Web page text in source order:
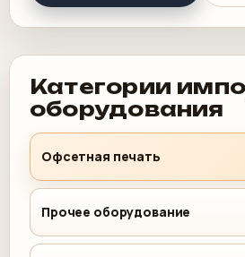
Категории
оборудования
Офсетная печать
Прочее оборудование